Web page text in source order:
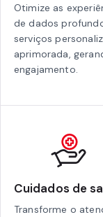
Otimize as
de dados
serviços
aprimorada,
engajamento.
Cuidados de
Transforme o